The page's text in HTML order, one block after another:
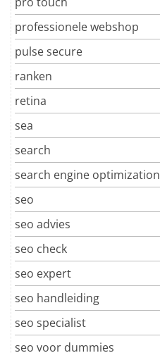
professionele webshop
pulse secure
ranken
retina
sea
search
search engine optimization
seo
seo advies
seo check
seo expert
seo handleiding
seo specialist
seo voor dummies